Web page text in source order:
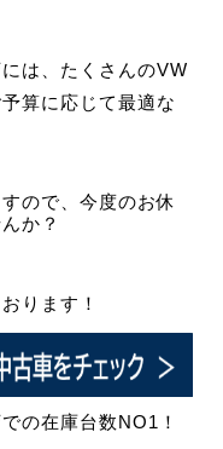
は、たくさんのVW
算に応じて最適な
ので、今度のお休
か？
ります！
の在庫台数NO1！